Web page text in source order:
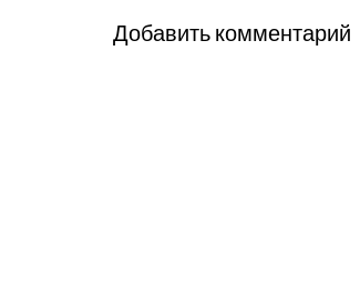
Добавить комментарий